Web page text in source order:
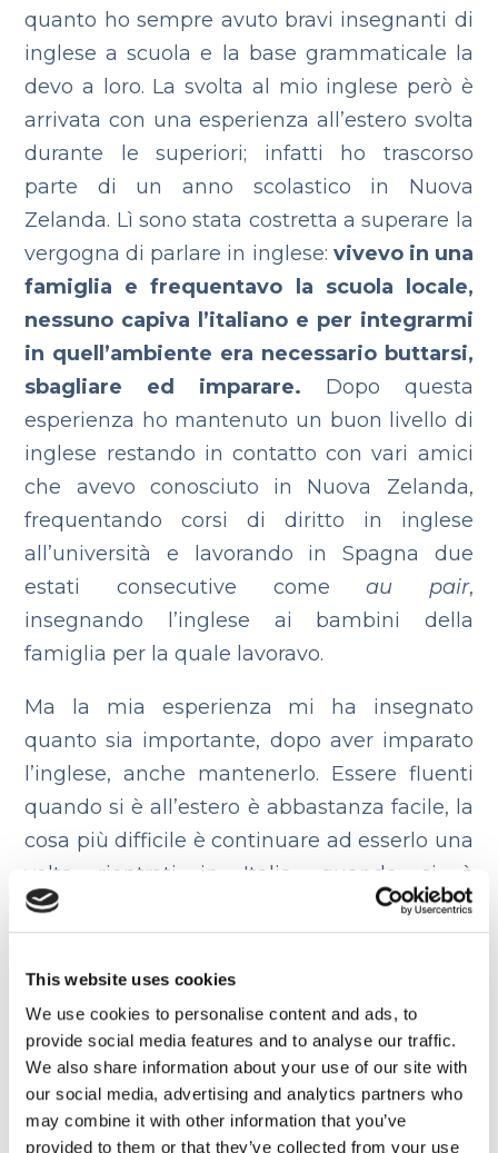
This website uses cookies
We use cookies to personalise content and ads, to
provide social media features and to analyse our traffic.
We also share information about your use of our site with
our social media, advertising and analytics partners who
may combine it with other information that you’ve
provided to them or that they’ve collected from your use
quanto ho sempre avuto bravi insegnanti di
inglese a scuola e la base grammaticale la
devo a loro. La svolta al mio inglese però è
arrivata con una esperienza all’estero svolta
durante le superiori; infatti ho trascorso
parte di un anno scolastico in Nuova
Zelanda. Lì sono stata costretta a superare la
vergogna di parlare in inglese: vivevo in una
famiglia e frequentavo la scuola locale,
nessuno capiva l’italiano e per integrarmi
in quell’ambiente era necessario buttarsi,
sbagliare ed imparare. Dopo questa
esperienza ho mantenuto un buon livello di
inglese restando in contatto con vari amici
che avevo conosciuto in Nuova Zelanda,
frequentando corsi di diritto in inglese
all’università e lavorando in Spagna due
estati consecutive comeau pair,
insegnando l’inglese ai bambini della
famiglia per la quale lavoravo.
Ma la mia esperienza mi ha insegnato
quanto sia importante, dopo aver imparato
l’inglese, anche mantenerlo. Essere fluenti
quando si è all’estero è abbastanza facile, la
cosa più difficile è continuare ad esserlo una
volta rientrati in Italia, quando si è
nuovamente immersi nella nostra lingua.
Guardare film in lingua, leggere in inglese
e restare in contatto con amici stranieri
senza dubbio sono ottimi metodi per
cercare di non perdere quanto imparato!
Pensi che un’esperienza
come quella che hai appena